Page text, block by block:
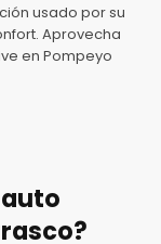
usado por su
Aprovecha
en Pompeyo